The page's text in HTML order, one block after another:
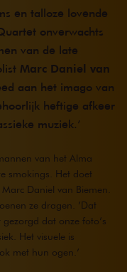
en talloze lovende
onverwachts
van de late
Marc Daniel van
aan het imago van
heftige afkeer
muziek.’
van het Alma
smokings. Het doet
Daniel van Biemen.
ze dragen. ’Dat
dat onze foto’s
Het visuele is
met hun ogen.’